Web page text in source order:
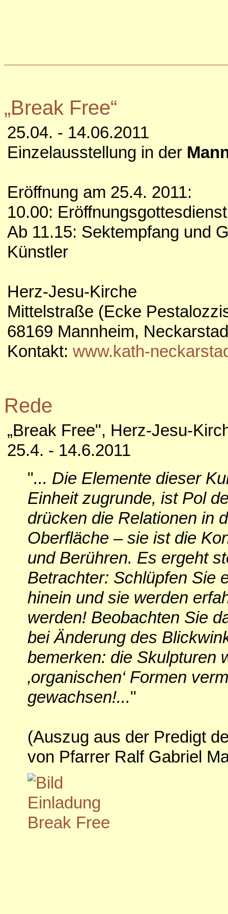
„Break Free“
25.04. - 14.06.2011
Einzelausstellung in der
Eröffnung am 25.4. 2011:
10.00:
Ab 11.15: Sektempfang und
Künstler
Herz-Jesu-Kirche
Mittelstraße (Ecke
68169 Mannheim,
Kontakt: www.kath-
Rede
„Break Free", Herz-Jesu-
25.4. - 14.6.2011
"... Die Elemente dieser
Einheit zugrunde, ist Pol
drücken die Relationen in
Oberfläche – sie ist die
und Berühren. Es ergeht
Betrachter: Schlüpfen Sie
hinein und sie werden
werden! Beobachten Sie
bei Änderung des
bemerken: die Skulpturen
‚organischen‘ Formen
gewachsen!..."
(Auszug aus der Predigt
von Pfarrer Ralf Gabriel